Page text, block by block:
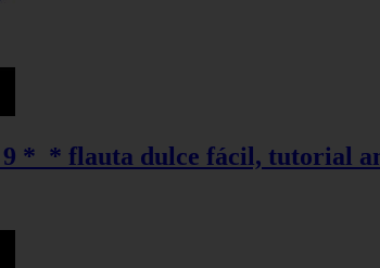
*_* flauta dulce fácil, tutorial